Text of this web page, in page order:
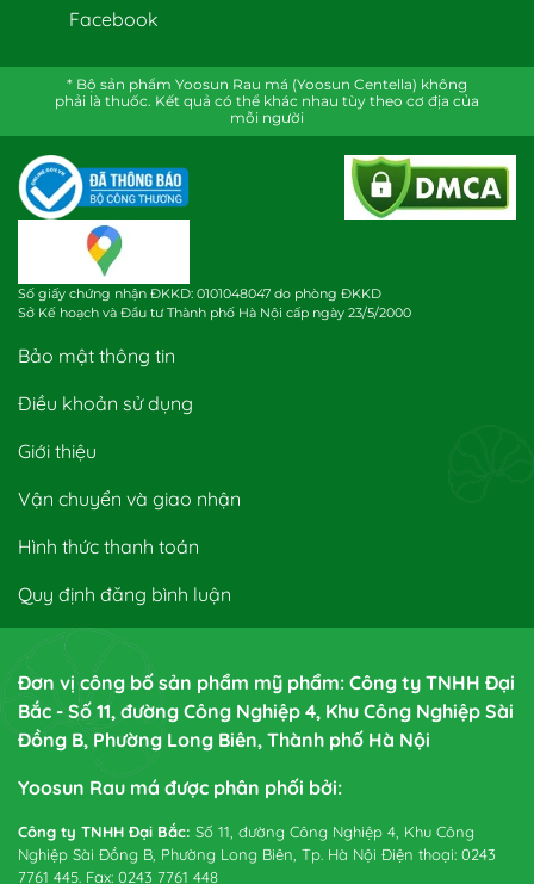
Facebook
* Bộ sản phẩm Yoosun Rau má (Yoosun Centella) không
phải là thuốc. Kết quả có thể khác nhau tùy theo cơ địa của
mỗi người
Số giấy chứng nhận ĐKKD: 0101048047 do phòng ĐKKD
Sở Kế hoạch và Đầu tư Thành phố Hà Nội cấp ngày 23/5/2000
Bảo mật thông tin
Điều khoản sử dụng
Giới thiệu
Vận chuyển và giao nhận
Hình thức thanh toán
Quy định đăng bình luận
Đơn vị công bố sản phẩm mỹ phẩm: Công ty TNHH Đại
Bắc - Số 11, đường Công Nghiệp 4, Khu Công Nghiệp Sài
Đồng B, Phường Long Biên, Thành phố Hà Nội
Yoosun Rau má được phân phối bởi:
Công ty TNHH Đại Bắc: Số 11, đường Công Nghiệp 4, Khu Công
Nghiệp Sài Đồng B, Phường Long Biên, Tp. Hà Nội Điện thoại: 0243
7761 445. Fax: 0243 7761 448